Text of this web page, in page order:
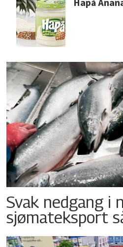
Hapå
Svak nedgang i
sjømateksport